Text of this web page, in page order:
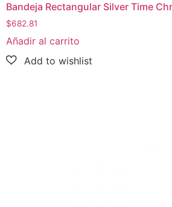
Bandeja Rectangular Silver Time
$682.81
Añadir al carrito